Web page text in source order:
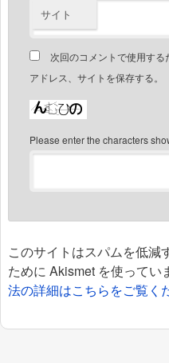
サイト
次回のコメントで使用す
アドレス、サイトを保存する。
Please enter the characters
このサイトはスパムを低減
ために Akismet を使ってい
法の詳細はこちらをご覧く